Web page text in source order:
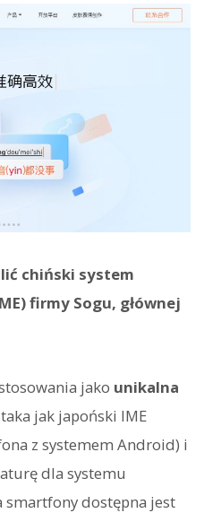
chiński system
firmy Sogu, głównej
jako unikalna
jak japoński IME
z systemem Android) i
dla systemu
dostępna jest